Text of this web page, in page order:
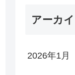
アーカ
2026年1月